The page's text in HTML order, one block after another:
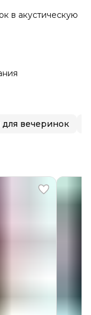
в акустическую
вечеринок